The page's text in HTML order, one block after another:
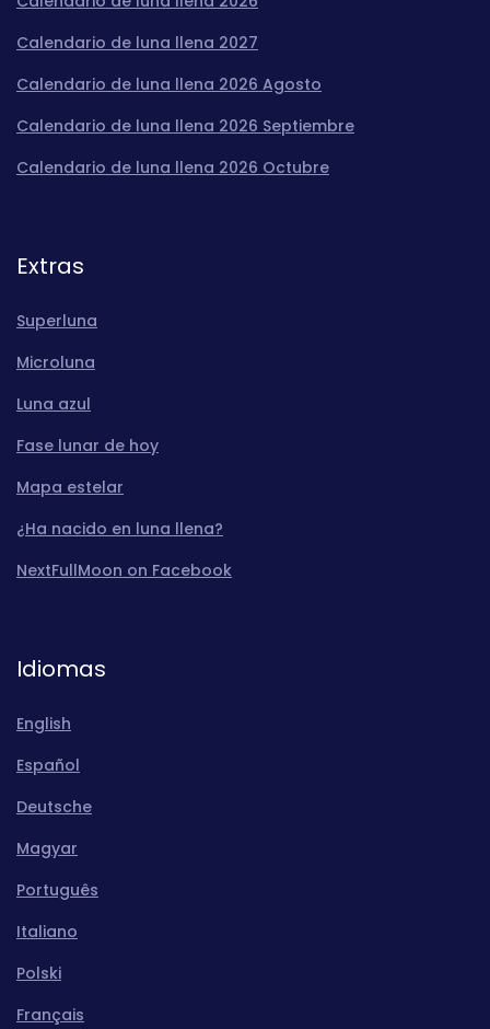
Calendario de luna llena 2027
Calendario de luna llena 2026 Agosto
Calendario de luna llena 2026 Septiembre
Calendario de luna llena 2026 Octubre
Extras
Superluna
Microluna
Luna azul
Fase lunar de hoy
Mapa estelar
¿Ha nacido en luna llena?
NextFullMoon on Facebook
Idiomas
English
Español
Deutsche
Magyar
Português
Italiano
Polski
Français